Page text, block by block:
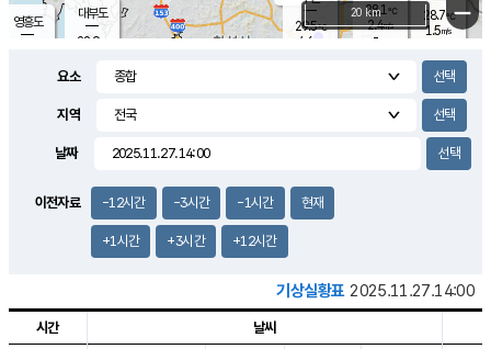
영흥도
28.7℃
1.5m/s
3.8m/s
대부도
28.9
28.1℃
2.4m/s
-
29.5℃
4.6 m/s
−
20 km
요소
지역
날짜
이전자료 -12시간 -3시간 -1시간 현재
+1시간 +3시간 +12시간
기상실황표 2025.11.27.14:00
시간 날씨